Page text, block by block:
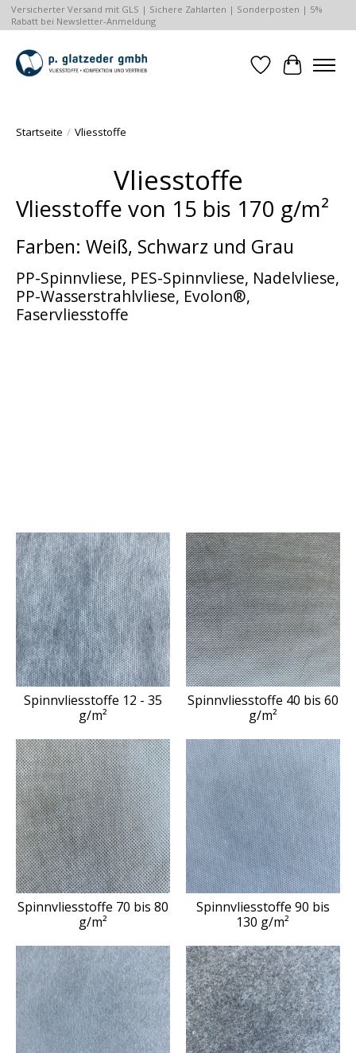
Versicherter Versand mit GLS | Sichere Zahlarten | Sonderposten | 5%
Rabatt bei Newsletter-Anmeldung
Wunschzettel
Ihr
Startseite / Vliesstoffe
Vliesstoffe
Vliesstoffe von 15 bis 170 g/m²
Farben: Weiß, Schwarz und Grau
PP-Spinnvliese, PES-Spinnvliese, Nadelvliese,
PP-Wasserstrahlvliese, Evolon®,
Faservliesstoffe
Spinnvliesstoffe 12 - 35
g/m²
Spinnvliesstoffe 40 bis 60
g/m²
Spinnvliesstoffe 70 bis 80
g/m²
Spinnvliesstoffe 90 bis
130 g/m²